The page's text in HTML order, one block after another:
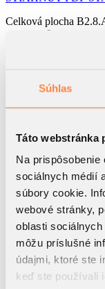
Súhlas
Táto webstránka
Na
sociálnych médií
súbory cookie.
webové stránky,
oblasti
môžu príslušné
údajmi, ktoré ste
keď ste používali
Celková plocha
2
Izbový byt
B2
Blok
1. Predsieň
2. Kuchyňa
3. Obývacia izba
4. Chodba 6.9
5. Kúpeľňa I.
6. WC I. 2.21
7. Spálňa